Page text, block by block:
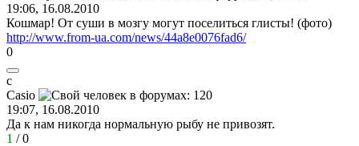
19:06, 16.08.2010
Кошмар! От суши в мозгу могут поселиться глисты! (фото)
http://www.from-ua.com/news/44a8e0076fad6/
0
c
Casio
19:07, 16.08.2010
Да к нам никогда нормальную рыбу не привозят.
1 /0